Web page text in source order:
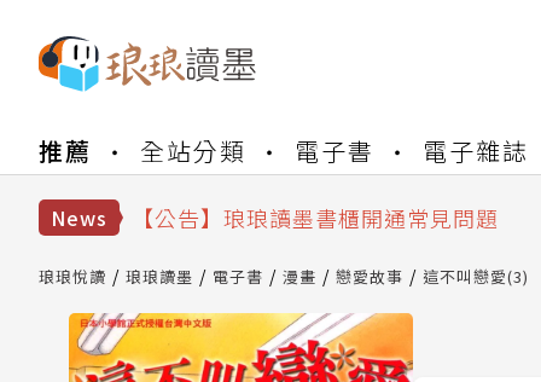
推薦 全站分類 電子書 電子雜誌
News
【公告】琅琅讀墨數位閱讀資產合併與
【公告】琅琅讀墨 3 分鐘完成書櫃開
【公告】琅琅讀墨數位閱讀資產合併與
琅琅悅讀 琅琅讀墨 電子書 漫畫 戀愛故事 這不叫戀愛(3)